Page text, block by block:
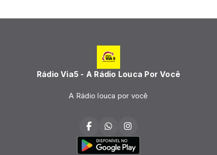
Rádio Via5 - A Rádio Louca Por Você
A Rádio louca por você